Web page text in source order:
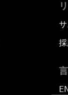
EN